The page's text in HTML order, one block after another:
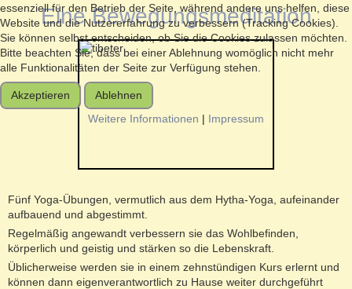
Eine Bewegungsmeditation
Fünf Yoga-Übungen, vermutlich aus dem Hytha-Yoga, aufeinander
aufbauend und abgestimmt.
Regelmäßig angewandt verbessern sie das Wohlbefinden,
körperlich und geistig und stärken so die Lebenskraft.
Üblicherweise werden sie in einem zehnstündigen Kurs erlernt und
können dann eigenverantwortlich zu Hause weiter durchgeführt
essenziell für den Betrieb der Seite, während andere uns helfen, diese
Website und die Nutzererfahrung zu verbessern (Tracking Cookies).
Sie können selbst entscheiden, ob Sie die Cookies zulassen möchten.
Bitte beachten Sie, dass bei einer Ablehnung womöglich nicht mehr
alle Funktionalitäten der Seite zur Verfügung stehen.
Akzeptieren
Ablehnen
Weitere Informationen | Impressum